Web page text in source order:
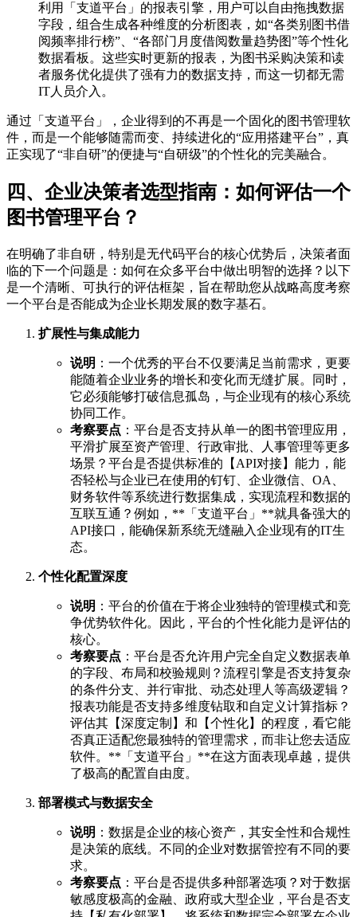
利用「支道平台」的报表引擎，用户可以自由拖拽数据
字段，组合生成各种维度的分析图表，如“各类别图书借
阅频率排行榜”、“各部门月度借阅数量趋势图”等个性化
数据看板。这些实时更新的报表，为图书采购决策和读
者服务优化提供了强有力的数据支持，而这一切都无需
IT人员介入。
通过「支道平台」，企业得到的不再是一个固化的图书管理软
件，而是一个能够随需而变、持续进化的“应用搭建平台”，真
正实现了“非自研”的便捷与“自研级”的个性化的完美融合。
四、企业决策者选型指南：如何评估一个
图书管理平台？
在明确了非自研，特别是无代码平台的核心优势后，决策者面
临的下一个问题是：如何在众多平台中做出明智的选择？以下
是一个清晰、可执行的评估框架，旨在帮助您从战略高度考察
一个平台是否能成为企业长期发展的数字基石。
扩展性与集成能力
说明 ：一个优秀的平台不仅要满足当前需求，更要
能随着企业业务的增长和变化而无缝扩展。同时，
它必须能够打破信息孤岛，与企业现有的核心系统
协同工作。
考察要点 ：平台是否支持从单一的图书管理应用，
平滑扩展至资产管理、行政审批、人事管理等更多
场景？平台是否提供标准的【API对接】能力，能
否轻松与企业已在使用的钉钉、企业微信、OA、
财务软件等系统进行数据集成，实现流程和数据的
互联互通？例如，**「支道平台」**就具备强大的
API接口，能确保新系统无缝融入企业现有的IT生
态。
个性化配置深度
说明 ：平台的价值在于将企业独特的管理模式和竞
争优势软件化。因此，平台的个性化能力是评估的
核心。
考察要点 ：平台是否允许用户完全自定义数据表单
的字段、布局和校验规则？流程引擎是否支持复杂
的条件分支、并行审批、动态处理人等高级逻辑？
报表功能是否支持多维度钻取和自定义计算指标？
评估其【深度定制】和【个性化】的程度，看它能
否真正适配您最独特的管理需求，而非让您去适应
软件。**「支道平台」**在这方面表现卓越，提供
了极高的配置自由度。
部署模式与数据安全
说明 ：数据是企业的核心资产，其安全性和合规性
是决策的底线。不同的企业对数据管控有不同的要
求。
考察要点 ：平台是否提供多种部署选项？对于数据
敏感度极高的金融、政府或大型企业，平台是否支